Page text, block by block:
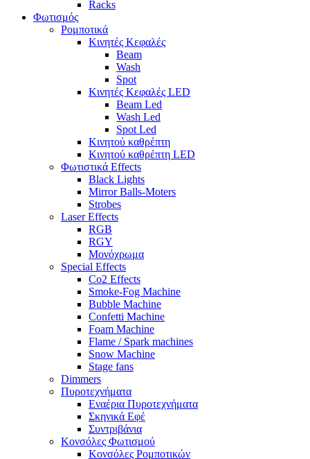
Racks
Φωτισμός
Ρομποτικά
Κινητές Κεφαλές
Beam
Wash
Spot
Κινητές Κεφαλές LED
Beam Led
Wash Led
Spot Led
Κινητού καθρέπτη
Κινητού καθρέπτη LED
Φωτιστικά Effects
Black Lights
Mirror Balls-Moters
Strobes
Laser Effects
RGB
RGY
Μονόχρωμα
Special Effects
Co2 Effects
Smoke-Fog Machine
Bubble Machine
Confetti Machine
Foam Machine
Flame / Spark machines
Snow Machine
Stage fans
Dimmers
Πυροτεχνήματα
Εναέρια Πυροτεχνήματα
Σκηνικά Εφέ
Συντριβάνια
Κονσόλες Φωτισμού
Κονσόλες Ρομποτικών